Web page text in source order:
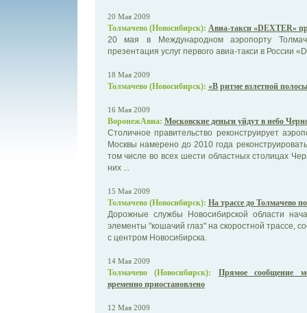
20 Мая 2009
Толмачево (Новосибирск): Авиа-такси «DEXTER»
20 мая в Международном аэропорту
презентация услуг первого авиа-такси в России
18 Мая 2009
Толмачево (Новосибирск): «В ритме взлетной
16 Мая 2009
ВоронежАвиа: Московские деньги уйдут в небо
Столичное правительство реконструирует
Москвы намерено до 2010 года
том числе во всех шести областных столицах
них ...
15 Мая 2009
Толмачево (Новосибирск): На трассе до Толмачево
Дорожные службы Новосибирской области
элементы "кошачий глаз" на скоростной трассе,
с центром Новосибирска.
14 Мая 2009
Толмачево (Новосибирск):
Прямое сообщение
временно приостановлено
12 Мая 2009